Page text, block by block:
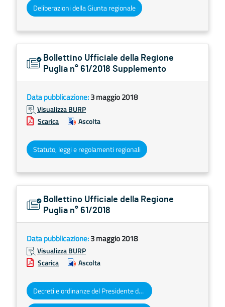
Deliberazioni della Giunta regionale
Bollettino Ufficiale della Regione
Puglia n° 61/2018 Supplemento
Data pubblicazione:3 maggio 2018
Visualizza BURP
Scarica
Ascolta
Statuto, leggi e regolamenti regionali
Bollettino Ufficiale della Regione
Puglia n° 61/2018
Data pubblicazione:3 maggio 2018
Visualizza BURP
Scarica
Ascolta
Decreti e ordinanze del Presidente della Giunta regionale